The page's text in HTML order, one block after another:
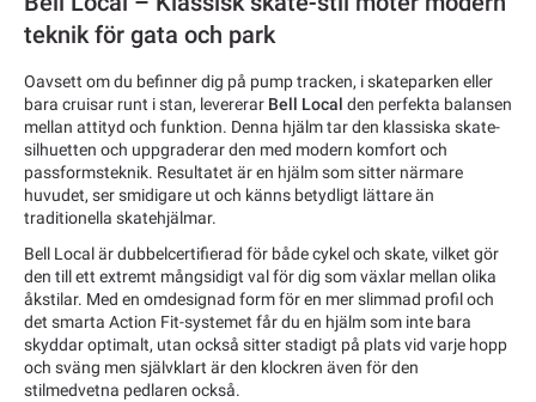
teknik för gata och park
Oavsett om du befinner dig på pump tracken, i skateparken eller
bara cruisar runt i stan, levererar Bell Local den perfekta balansen
mellan attityd och funktion. Denna hjälm tar den klassiska skate-
silhuetten och uppgraderar den med modern komfort och
passformsteknik. Resultatet är en hjälm som sitter närmare
huvudet, ser smidigare ut och känns betydligt lättare än
traditionella skatehjälmar.
Bell Local är dubbelcertifierad för både cykel och skate, vilket gör
den till ett extremt mångsidigt val för dig som växlar mellan olika
åkstilar. Med en omdesignad form för en mer slimmad profil och
det smarta Action Fit-systemet får du en hjälm som inte bara
skyddar optimalt, utan också sitter stadigt på plats vid varje hopp
och sväng men självklart är den klockren även för den
stilmedvetna pedlaren också.